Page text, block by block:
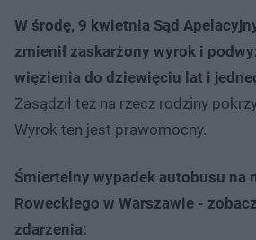
W środę, 9 kwietnia Sąd
zmienił zaskarżony wyrok i
więzienia do dziewięciu lat i
Zasądził też na rzecz rodziny
Wyrok ten jest prawomocny.
Śmiertelny wypadek autobusu na
Roweckiego w Warszawie -
zdarzenia: